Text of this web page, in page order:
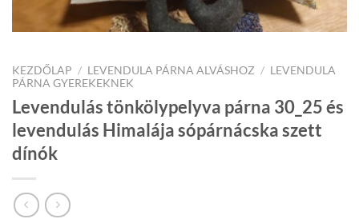
KEZDŐLAP / LEVENDULA PÁRNA ALVÁSHOZ / LEVENDULA
PÁRNA GYEREKEKNEK
Levendulás tönkölypelyva párna 30_25 és
levendulás Himalája sópárnácska szett
dínók